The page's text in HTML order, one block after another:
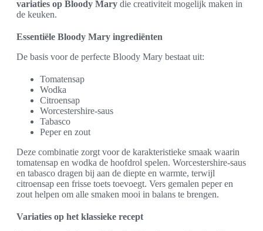
variaties op Bloody Mary die creativiteit mogelijk maken in
de keuken.
Essentiële Bloody Mary ingrediënten
De basis voor de perfecte Bloody Mary bestaat uit:
Tomatensap
Wodka
Citroensap
Worcestershire-saus
Tabasco
Peper en zout
Deze combinatie zorgt voor de karakteristieke smaak waarin
tomatensap en wodka de hoofdrol spelen. Worcestershire-saus
en tabasco dragen bij aan de diepte en warmte, terwijl
citroensap een frisse toets toevoegt. Vers gemalen peper en
zout helpen om alle smaken mooi in balans te brengen.
Variaties op het klassieke recept